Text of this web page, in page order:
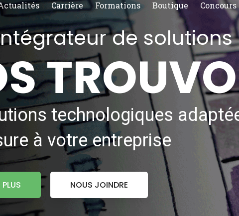
Carrière Formations Boutique Concours
de solutions
technologiques
à votre entreprise
NOUS JOINDRE